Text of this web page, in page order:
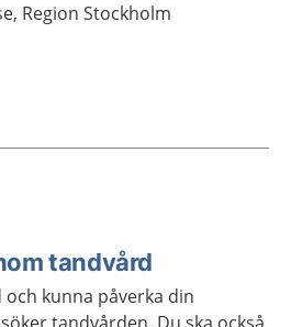
Region Stockholm
tandvård
kunna påverka din